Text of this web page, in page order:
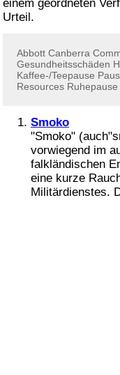
einem geordneten
Urteil.
Abbott Canberra
Gesundheitsschäden
Kaffee-/Teepause
Resources Ruhepause
Smoko
"Smoko"
vorwiegend im
falkländischen
eine kurze
Militärdienstes.